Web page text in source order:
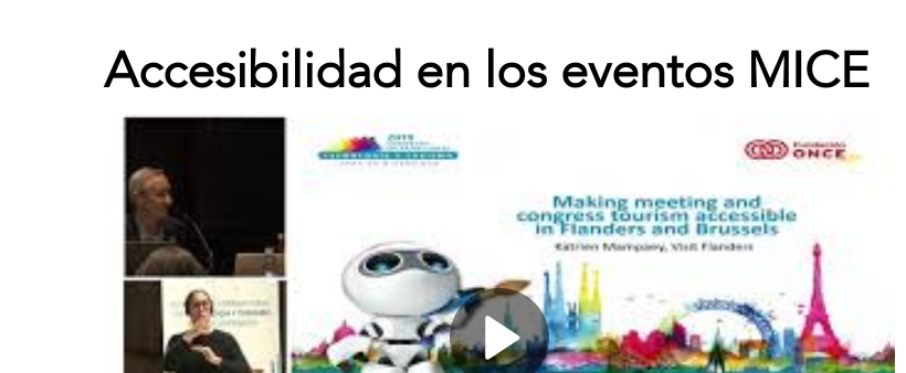
Accesibilidad en los eventos MICE